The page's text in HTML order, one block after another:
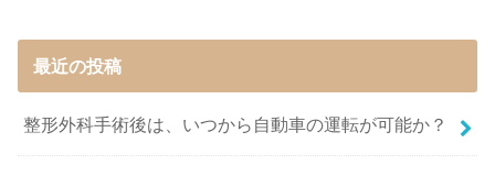
最近の投稿
整形外科手術後は、いつから自動車の運転が可能か？